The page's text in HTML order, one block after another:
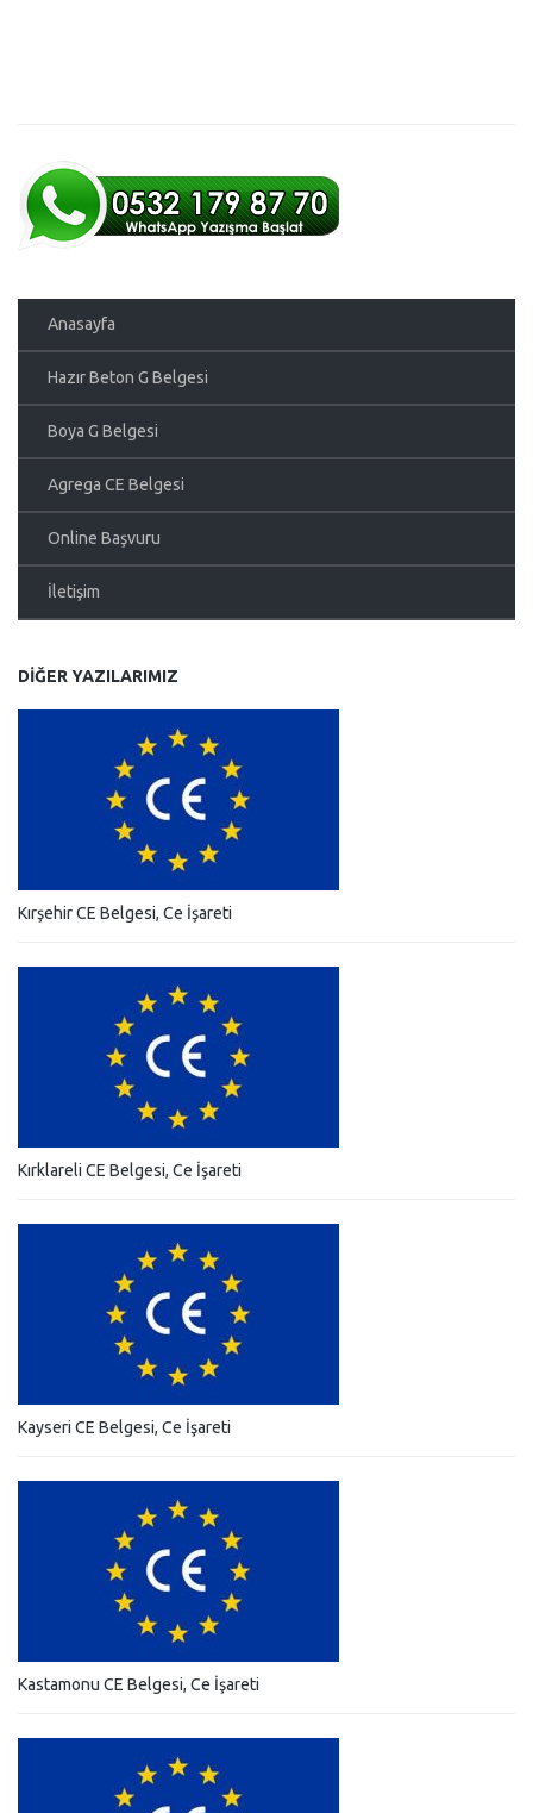
Anasayfa
Hazır Beton G Belgesi
Boya G Belgesi
Agrega CE Belgesi
Online Başvuru
İletişim
DIĞER YAZILARIMIZ
Kırşehir CE Belgesi, Ce İşareti
Kırklareli CE Belgesi, Ce İşareti
Kayseri CE Belgesi, Ce İşareti
Kastamonu CE Belgesi, Ce İşareti